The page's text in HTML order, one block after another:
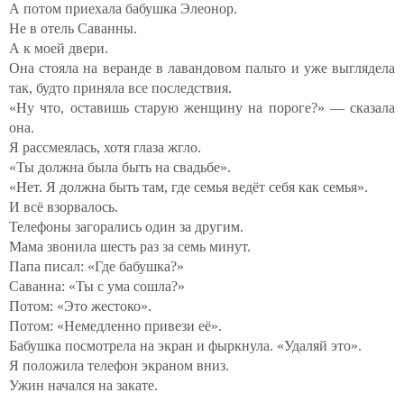
А потом приехала бабушка Элеонор.
Не в отель Саванны.
А к моей двери.
Она стояла на веранде в лавандовом пальто и уже выглядела
так, будто приняла все последствия.
«Ну что, оставишь старую женщину на пороге?» — сказала
она.
Я рассмеялась, хотя глаза жгло.
«Ты должна была быть на свадьбе».
«Нет. Я должна быть там, где семья ведёт себя как семья».
И всё взорвалось.
Телефоны загорались один за другим.
Мама звонила шесть раз за семь минут.
Папа писал: «Где бабушка?»
Саванна: «Ты с ума сошла?»
Потом: «Это жестоко».
Потом: «Немедленно привези её».
Бабушка посмотрела на экран и фыркнула. «Удаляй это».
Я положила телефон экраном вниз.
Ужин начался на закате.